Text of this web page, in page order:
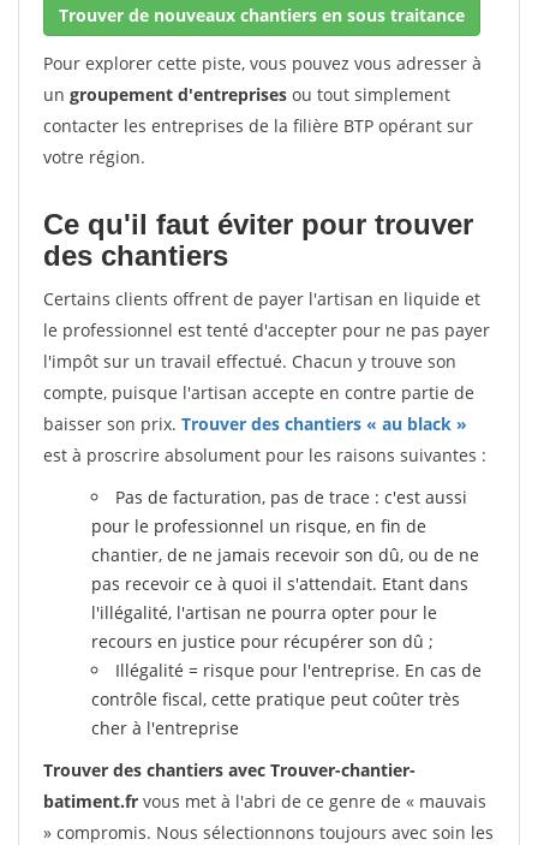
Trouver de nouveaux chantiers en sous traitance
Pour explorer cette piste, vous pouvez vous adresser à
un groupement d'entreprises ou tout simplement
contacter les entreprises de la filière BTP opérant sur
votre région.
Ce qu'il faut éviter pour trouver
des chantiers
Certains clients offrent de payer l'artisan en liquide et
le professionnel est tenté d'accepter pour ne pas payer
l'impôt sur un travail effectué. Chacun y trouve son
compte, puisque l'artisan accepte en contre partie de
baisser son prix. Trouver des chantiers « au black »
est à proscrire absolument pour les raisons suivantes :
Pas de facturation, pas de trace : c'est aussi
pour le professionnel un risque, en fin de
chantier, de ne jamais recevoir son dû, ou de ne
pas recevoir ce à quoi il s'attendait. Etant dans
l'illégalité, l'artisan ne pourra opter pour le
recours en justice pour récupérer son dû ;
Illégalité = risque pour l'entreprise. En cas de
contrôle fiscal, cette pratique peut coûter très
cher à l'entreprise
Trouver des chantiers avec Trouver-chantier-
batiment.fr vous met à l'abri de ce genre de « mauvais
» compromis. Nous sélectionnons toujours avec soin les